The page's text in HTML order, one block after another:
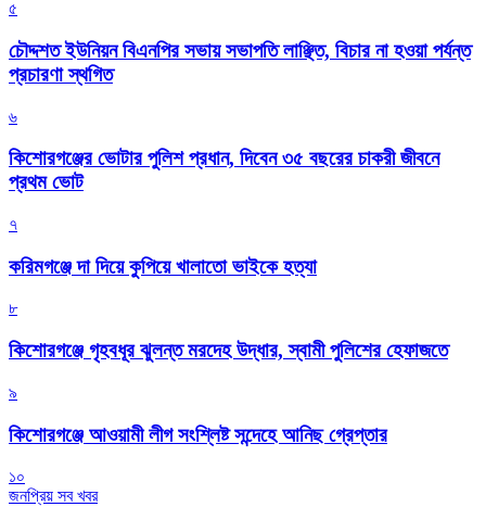
৫
চৌদ্দশত ইউনিয়ন বিএনপির সভায় সভাপতি লাঞ্ছিত, বিচার না হওয়া পর্যন্ত
প্রচারণা স্থগিত
৬
কিশোরগঞ্জের ভোটার পুলিশ প্রধান, দিবেন ৩৫ বছরের চাকরী জীবনে
প্রথম ভোট
৭
করিমগঞ্জে দা দিয়ে কুপিয়ে খালাতো ভাইকে হত্যা
৮
কিশোরগঞ্জে গৃহবধূর ঝুলন্ত মরদেহ উদ্ধার, স্বামী পুলিশের হেফাজতে
৯
কিশোরগঞ্জে আওয়ামী লীগ সংশ্লিষ্ট সন্দেহে আনিছ গ্রেপ্তার
১০
জনপ্রিয় সব খবর